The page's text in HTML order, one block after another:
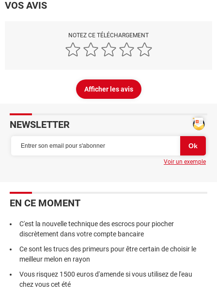
VOS AVIS
NOTEZ CE TÉLÉCHARGEMENT
Afficher les avis
NEWSLETTER
Voir un exemple
EN CE MOMENT
C'est la nouvelle technique des escrocs pour piocher
discrètement dans votre compte bancaire
Ce sont les trucs des primeurs pour être certain de choisir le
meilleur melon en rayon
Vous risquez 1500 euros d'amende si vous utilisez de l'eau
chez vous cet été